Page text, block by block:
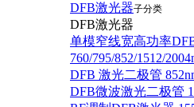
DFB激光器子分类
DFB激光器
单模窄线宽高功率
760/795/852/1512/
DFB 激光二极管
DFB微波激光二极管